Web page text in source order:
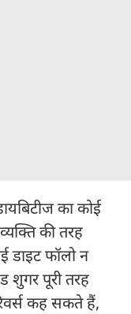
का कोई
की तरह
डाइट फॉलो न
शुगर पूरी तरह
कह सकते हैं,